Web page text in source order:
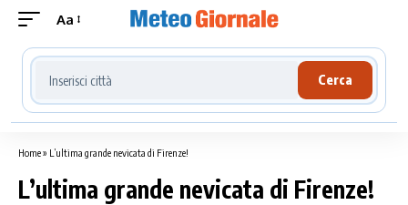
Aa
Cerca località meteo
Cerca
Home» L’ultima grande nevicata di Firenze!
L’ultima grande nevicata di Firenze!